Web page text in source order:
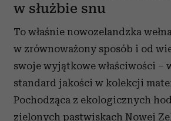
w służbie snu
To właśnie nowozelandzka
w zrównoważony sposób i od
swoje wyjątkowe właściwości –
standard jakości w kolekcji
Pochodząca z ekologicznych
zielonych pastwiskach Nowej